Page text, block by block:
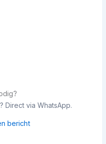
Direct via WhatsApp.
bericht